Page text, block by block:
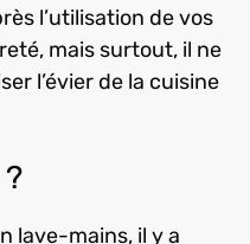
l’utilisation de vos
mais surtout, il ne
l’évier de la cuisine
lave-mains, il y a